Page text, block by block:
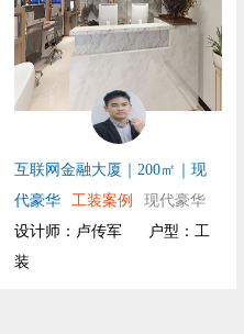
互联网金融大厦｜200㎡｜现
代豪华
工装案例
现代豪华
设计师：卢传军
户型：工
装